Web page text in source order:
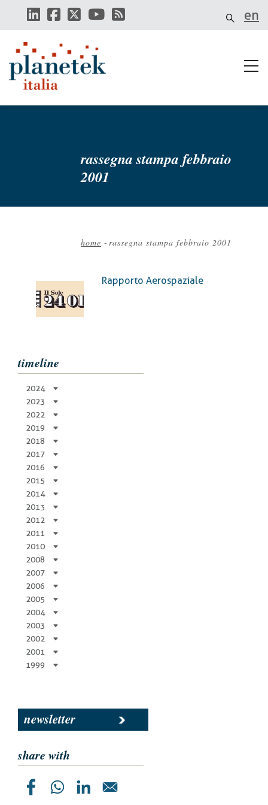
contenuto
en
rassegna stampa febbraio
2001
pane
home - rassegna stampa febbraio 2001
Rapporto Aerospaziale
timeline
2024
2023
2022
2019
2018
2017
2016
2015
2014
2013
2012
2011
2010
2008
2007
2006
2005
2004
2003
2002
2001
1999
newsletter
share with